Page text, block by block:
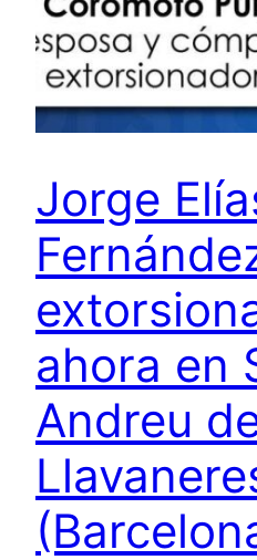
Jorge
ahora en
Andreu